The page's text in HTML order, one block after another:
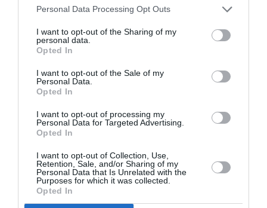
Personal Data Processing Opt Outs
I want to opt-out of the Sharing of my
personal data.
Opted In
I want to opt-out of the Sale of my
Personal Data.
Opted In
I want to opt-out of processing my
Personal Data for Targeted Advertising.
Opted In
I want to opt-out of Collection, Use,
Retention, Sale, and/or Sharing of my
Personal Data that Is Unrelated with the
Purposes for which it was collected.
Opted In
Ταυτότητα Εκδήλωσης
Ημερομηνία:
Εγκαίνια: Παρασκευή 13 Ιανουαρίου 2023, 20.00 –
22.00
Τρίτη, Πέμπτη, Παρασκευή, 10.00 – 14.00 & 18.00 –
21.00 | Σάββατο, 11.00 – 14.00
Τοποθεσία: